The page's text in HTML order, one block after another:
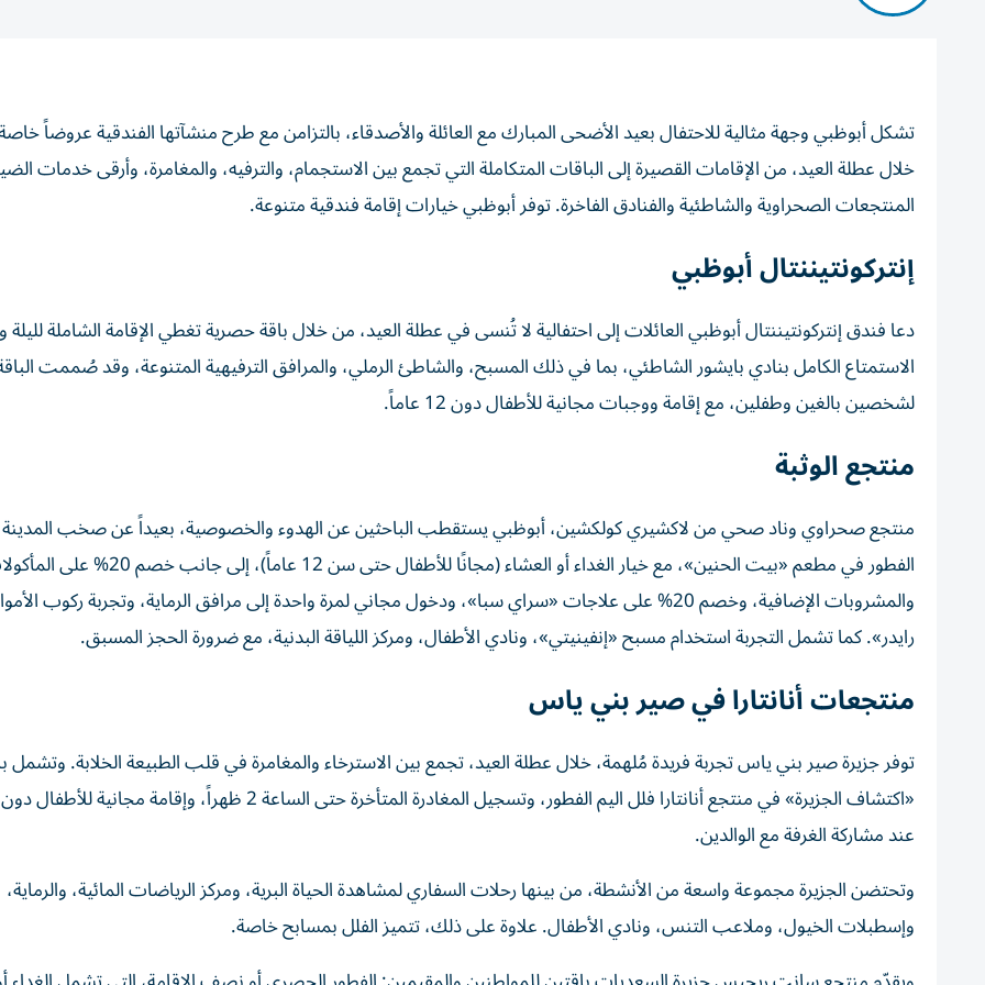
تشكل أبوظبي وجهة مثالية للاحتفال بعيد الأضحى المبارك مع العائلة والأصدقاء، بالتزامن مع طرح منشآتها الفندقية عروضاً
خلال عطلة العيد، من الإقامات القصيرة إلى الباقات المتكاملة التي تجمع بين الاستجمام، والترفيه، والمغامرة، وأرقى خدمات
المنتجعات الصحراوية والشاطئية والفنادق الفاخرة. توفر أبوظبي خيارات إقامة فندقية متنوعة.
إنتركونتيننتال أبوظبي
دعا فندق إنتركونتيننتال أبوظبي العائلات إلى احتفالية لا تُنسى في عطلة العيد، من خلال باقة حصرية تغطي الإقامة الشاملة
الاستمتاع الكامل بنادي بايشور الشاطئي، بما في ذلك المسبح، والشاطئ الرملي، والمرافق الترفيهية المتنوعة، وقد صُممت
لشخصين بالغين وطفلين، مع إقامة ووجبات مجانية للأطفال دون 12 عاماً.
منتجع الوثبة
منتجع صحراوي وناد صحي من لاكشيري كولكشين، أبوظبي يستقطب الباحثين عن الهدوء والخصوصية، بعيداً عن صخب
الفطور في مطعم «بيت الحنين»، مع خيار الغداء أو العشاء (مجانًا للأطفال حتى سن 12 عاماً)، إلى جانب
والمشروبات الإضافية، وخصم 20% على علاجات «سراي سبا»، ودخول مجاني لمرة واحدة إلى مرافق الرماية، وتجربة ركوب
رايدر». كما تشمل التجربة استخدام مسبح «إنفينيتي»، ونادي الأطفال، ومركز اللياقة البدنية، مع ضرورة الحجز المسبق.
منتجعات أنانتارا في صير بني ياس
توفر جزيرة صير بني ياس تجربة فريدة مُلهمة، خلال عطلة العيد، تجمع بين الاسترخاء والمغامرة في قلب الطبيعة الخلابة. وتشمل
عند مشاركة الغرفة مع الوالدين.
وتحتضن الجزيرة مجموعة واسعة من الأنشطة، من بينها رحلات السفاري لمشاهدة الحياة البرية، ومركز الرياضات المائية، والرماية،
وإسطبلات الخيول، وملاعب التنس، ونادي الأطفال. علاوة على ذلك، تتميز الفلل بمسابح خاصة.